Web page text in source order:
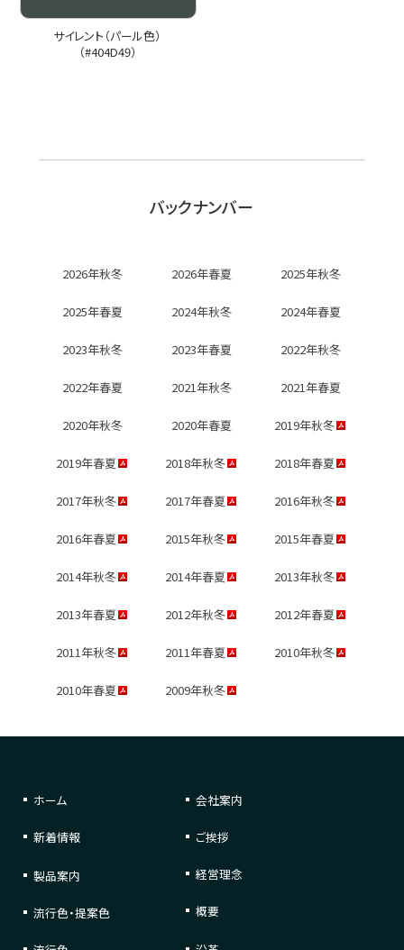
サイレント（パール色）
（#404D49）
バックナンバー
2026年秋冬 2026年春夏 2025年秋冬
2025年春夏 2024年秋冬 2024年春夏
2023年秋冬 2023年春夏 2022年秋冬
2022年春夏 2021年秋冬 2021年春夏
2020年秋冬 2020年春夏 2019年秋冬
2019年春夏 2018年秋冬 2018年春夏
2017年秋冬 2017年春夏 2016年秋冬
2016年春夏 2015年秋冬 2015年春夏
2014年秋冬 2014年春夏 2013年秋冬
2013年春夏 2012年秋冬 2012年春夏
2011年秋冬 2011年春夏 2010年秋冬
2010年春夏 2009年秋冬
ホーム
新着情報
製品案内
流行色・提案色
会社案内
ご挨拶
経営理念
概要